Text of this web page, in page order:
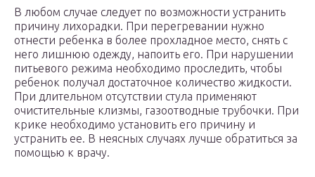
В любом случае следует по возможности устранить
причину лихорадки. При перегревании нужно
отнести ребенка в более прохладное место, снять с
него лишнюю одежду, напоить его. При нарушении
питьевого режима необходимо проследить, чтобы
ребенок получал достаточное количество жидкости.
При длительном отсутствии стула применяют
очистительные клизмы, газоотводные трубочки. При
крике необходимо установить его причину и
устранить ее. В неясных случаях лучше обратиться за
помощью к врачу.